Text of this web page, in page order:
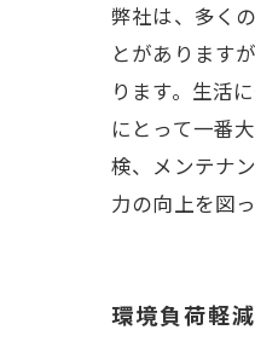
弊社は、多く
とがあります
ります。生活
にとって一番
検、メンテナ
力の向上を図
環境負荷軽減